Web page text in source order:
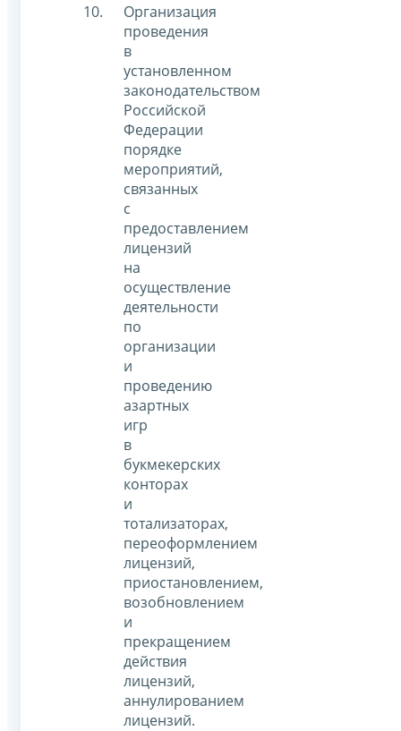
Организация
проведения
в
установленном
законодательством
Российской
Федерации
порядке
мероприятий,
связанных
с
предоставлением
лицензий
на
осуществление
деятельности
по
организации
и
проведению
азартных
игр
в
букмекерских
конторах
и
тотализаторах,
переоформлением
лицензий,
приостановлением,
возобновлением
и
прекращением
действия
лицензий,
аннулированием
лицензий.